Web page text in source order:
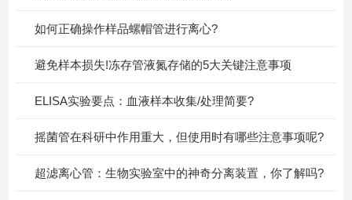
如何正确操作样品螺帽管进行离心?
避免样本损失!冻存管液氮存储的5大关键注意事项
ELISA实验要点：血液样本收集/处理简要?
摇菌管在科研中作用重大，但使用时有哪些注意事项呢?
超滤离心管：生物实验室中的神奇分离装置，你了解吗?